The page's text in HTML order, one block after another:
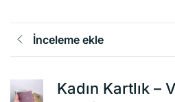
İnceleme ekle
Kadın Kartlık –